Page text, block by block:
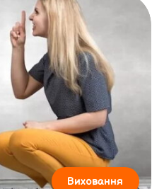
Виховання